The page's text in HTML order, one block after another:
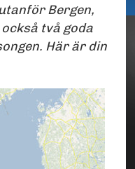
Bergen,
två goda
Här är din